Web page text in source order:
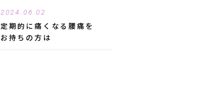
2024.06.02
定期的に痛くなる腰痛を
お持ちの方は